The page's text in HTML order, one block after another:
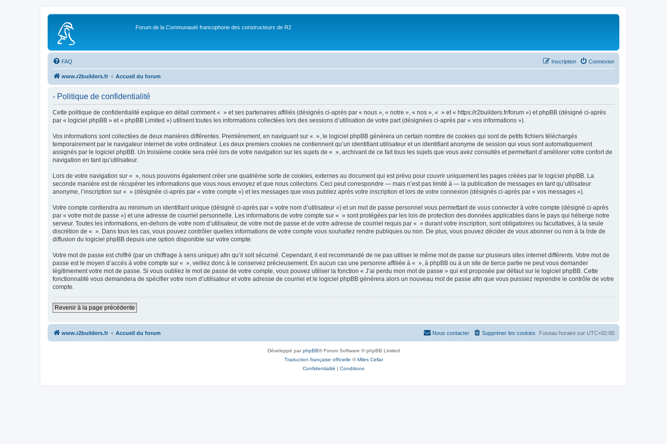
Forum de la Communauté francophone des constructeurs de R2
FAQ Connexion
Inscription
www.r2builders.fr Accueil du forum
- Politique de confidentialité
Cette politique de confidentialité explique en détail comment « » et ses partenaires affiliés (désignés ci-après par « nous », « notre », « nos », « » et « https://r2builders.fr/forum ») et phpBB (désigné ci-après
par « logiciel phpBB » et « phpBB Limited ») utilisent toutes les informations collectées lors des sessions d’utilisation de votre part (désignées ci-après par « vos informations »).
Vos informations sont collectées de deux manières différentes. Premièrement, en naviguant sur « », le logiciel phpBB génèrera un certain nombre de cookies qui sont de petits fichiers téléchargés
temporairement par le navigateur internet de votre ordinateur. Les deux premiers cookies ne contiennent qu’un identifiant utilisateur et un identifiant anonyme de session qui vous sont automatiquement
assignés par le logiciel phpBB. Un troisième cookie sera créé lors de votre navigation sur les sujets de « », archivant de ce fait tous les sujets que vous avez consultés et permettant d’améliorer votre confort de
navigation en tant qu’utilisateur.
Lors de votre navigation sur « », nous pouvons également créer une quatrième sorte de cookies, externes au document qui est prévu pour couvrir uniquement les pages créées par le logiciel phpBB. La
seconde manière est de récupérer les informations que vous nous envoyez et que nous collectons. Ceci peut correspondre — mais n’est pas limité à — la publication de messages en tant qu’utilisateur
anonyme, l’inscription sur « » (désignée ci-après par « votre compte ») et les messages que vous publiez après votre inscription et lors de votre connexion (désignés ci-après par « vos messages »).
Votre compte contiendra au minimum un identifiant unique (désigné ci-après par « votre nom d’utilisateur ») et un mot de passe personnel vous permettant de vous connecter à votre compte (désigné ci-après
par « votre mot de passe ») et une adresse de courriel personnelle. Les informations de votre compte sur « » sont protégées par les lois de protection des données applicables dans le pays qui héberge notre
serveur. Toutes les informations, en-dehors de votre nom d’utilisateur, de votre mot de passe et de votre adresse de courriel requis par « » durant votre inscription, sont obligatoires ou facultatives, à la seule
discrétion de « ». Dans tous les cas, vous pouvez contrôler quelles informations de votre compte vous souhaitez rendre publiques ou non. De plus, vous pouvez décider de vous abonner ou non à la liste de
diffusion du logiciel phpBB depuis une option disponible sur votre compte.
Votre mot de passe est chiffré (par un chiffrage à sens unique) afin qu’il soit sécurisé. Cependant, il est recommandé de ne pas utiliser le même mot de passe sur plusieurs sites internet différents. Votre mot de
passe est le moyen d’accès à votre compte sur « », veillez donc à le conservez précieusement. En aucun cas une personne affiliée à « », à phpBB ou à un site de tierce partie ne peut vous demander
légitimement votre mot de passe. Si vous oubliez le mot de passe de votre compte, vous pouvez utiliser la fonction « J’ai perdu mon mot de passe » qui est proposée par défaut sur le logiciel phpBB. Cette
fonctionnalité vous demandera de spécifier votre nom d’utilisateur et votre adresse de courriel et le logiciel phpBB générera alors un nouveau mot de passe afin que vous puissiez reprendre le contrôle de votre
compte.
Revenir à la page précédente
www.r2builders.fr Accueil du forum Fuseau horaire sur UTC+02:00
Supprimer les cookies
Nous contacter
Développé parphpBB® Forum Software © phpBB Limited
Traduction française officielle ©Miles Cellar
Confidentialité | Conditions